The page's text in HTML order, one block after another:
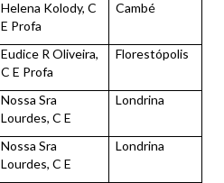
Helena Kolody, C
E Profa
Cambé
Eudice R Oliveira,
C E Profa
Florestópolis
Nossa Sra
Lourdes, C E
Londrina
Nossa Sra
Lourdes, C E
Londrina